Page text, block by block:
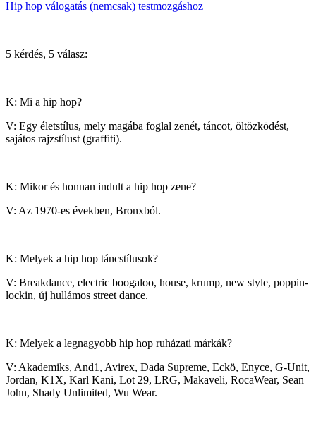
Hip hop válogatás (nemcsak) testmozgáshoz
5 kérdés, 5 válasz:
K: Mi a hip hop?
V: Egy életstílus, mely magába foglal zenét, táncot, öltözködést,
sajátos rajzstílust (graffiti).
K: Mikor és honnan indult a hip hop zene?
V: Az 1970-es években, Bronxból.
K: Melyek a hip hop táncstílusok?
V: Breakdance, electric boogaloo, house, krump, new style, poppin-
lockin, új hullámos street dance.
K: Melyek a legnagyobb hip hop ruházati márkák?
V: Akademiks, And1, Avirex, Dada Supreme, Eckö, Enyce, G-Unit,
Jordan, K1X, Karl Kani, Lot 29, LRG, Makaveli, RocaWear, Sean
John, Shady Unlimited, Wu Wear.